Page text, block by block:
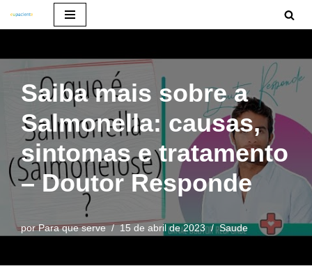
para
conteúdo
Saiba mais sobre a
Salmonella: causas,
sintomas e tratamento
– Doutor Responde
porPara que serve 15 de abril de 2023 Saude